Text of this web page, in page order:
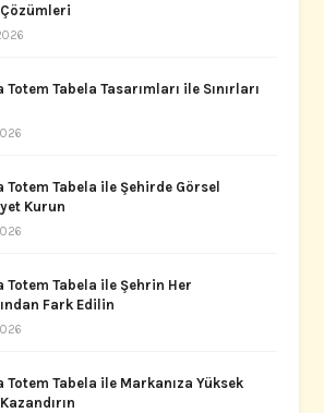
Totem Tabela Tasarımları ile Sınırları
Totem Tabela ile Şehirde Görsel
Kurun
Totem Tabela ile Şehrin Her
Fark Edilin
Totem Tabela ile Markanıza Yüksek